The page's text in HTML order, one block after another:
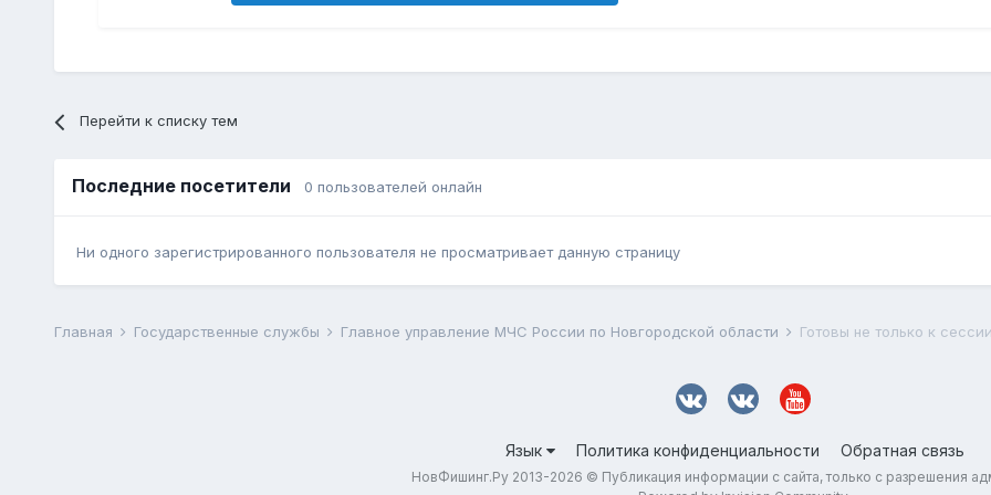
Перейти к списку тем
Последние посетители 0 пользователей онлайн
Ни одного зарегистрированного пользователя не просматривает данную страницу
Главная Государственные службы Главное управление МЧС России по Новгородской области Готовы не только к
Язык Политика конфиденциальности Обратная связь
НовФишинг.Ру 2013-2026 © Публикация информации с сайта, только с разрешения